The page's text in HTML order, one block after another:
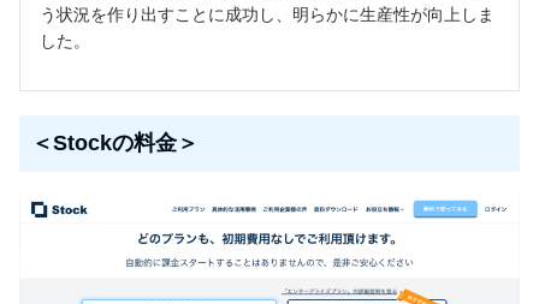
う状況を作り出すことに成功し、明らかに生産性が向上しま
した。
＜Stockの料金＞